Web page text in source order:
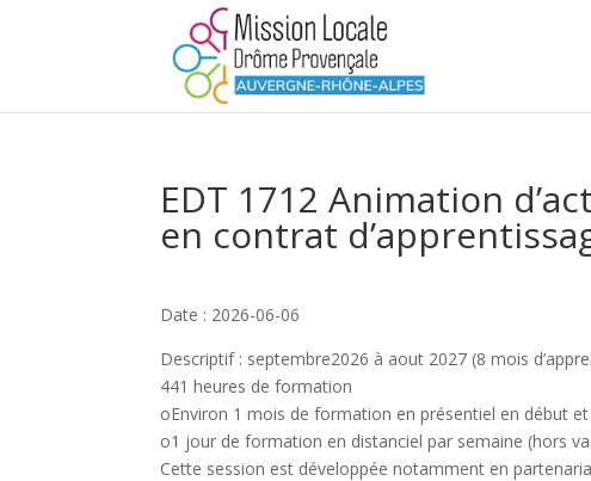
EDT 1712 Animation
en contrat
Date : 2026-06-06
Descriptif : septembre2026 à aout 2027 (8 mois
441 heures de formation
oEnviron 1 mois de formation en présentiel en début
o1 jour de formation en distanciel par semaine (hors
Cette session est développée notamment en